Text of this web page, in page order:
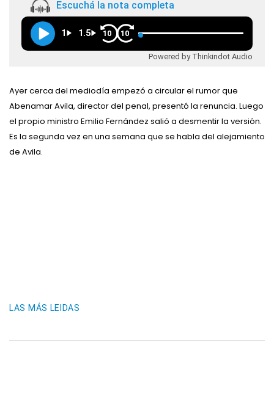
Escuchá la nota completa
1 1.5 10 10
Powered by Thinkindot Audio
Ayer cerca del mediodía empezó a circular el rumor que
Abenamar Avila, director del penal, presentó la renuncia. Luego
el propio ministro Emilio Fernández salió a desmentir la versión.
Es la segunda vez en una semana que se habla del alejamiento
de Avila.
LAS MÁS LEIDAS